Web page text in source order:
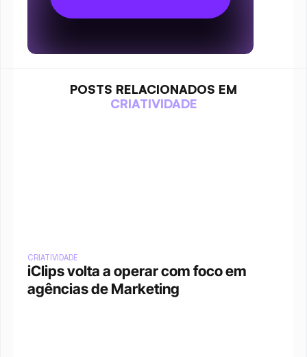
POSTS RELACIONADOS EM
CRIATIVIDADE
CRIATIVIDADE
iClips volta a operar com foco em
agências de Marketing